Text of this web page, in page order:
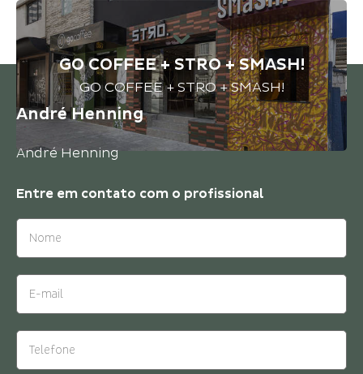
GO COFFEE + STRO + SMASH!
GO COFFEE + STRO + SMASH!
André Henning
André Henning
Entre em contato com o profissional